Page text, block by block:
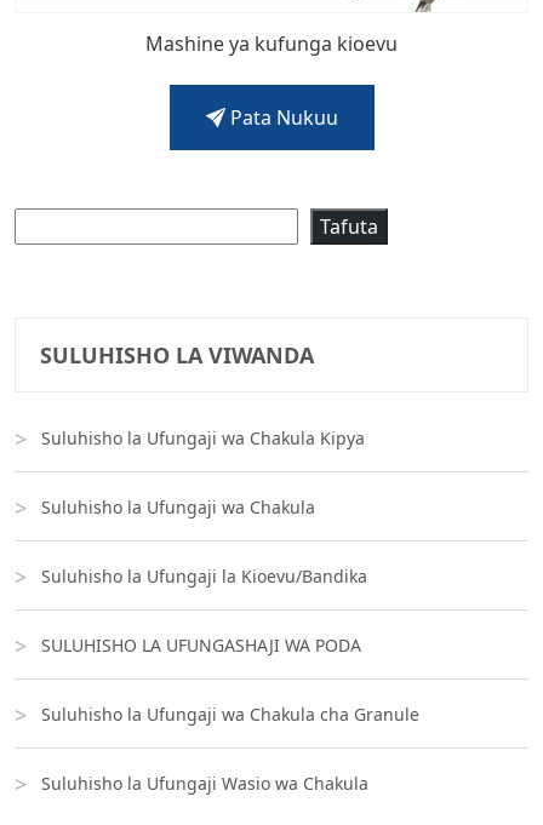
Mashine ya kufunga kioevu
Pata Nukuu
Tafuta
SULUHISHO LA VIWANDA
Suluhisho la Ufungaji wa Chakula Kipya
Suluhisho la Ufungaji wa Chakula
Suluhisho la Ufungaji la Kioevu/Bandika
SULUHISHO LA UFUNGASHAJI WA PODA
Suluhisho la Ufungaji wa Chakula cha Granule
Suluhisho la Ufungaji Wasio wa Chakula